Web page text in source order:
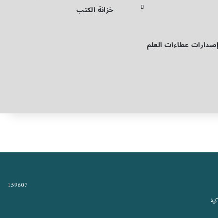
إصدارات عطاءات العلم
خزانة الكتب
159607